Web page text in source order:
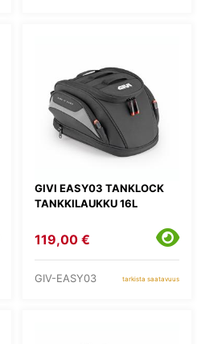
GIVI EASY03 TANKLOCK
TANKKILAUKKU 16L
119,00 €
GIV-EASY03 tarkista saatavuus